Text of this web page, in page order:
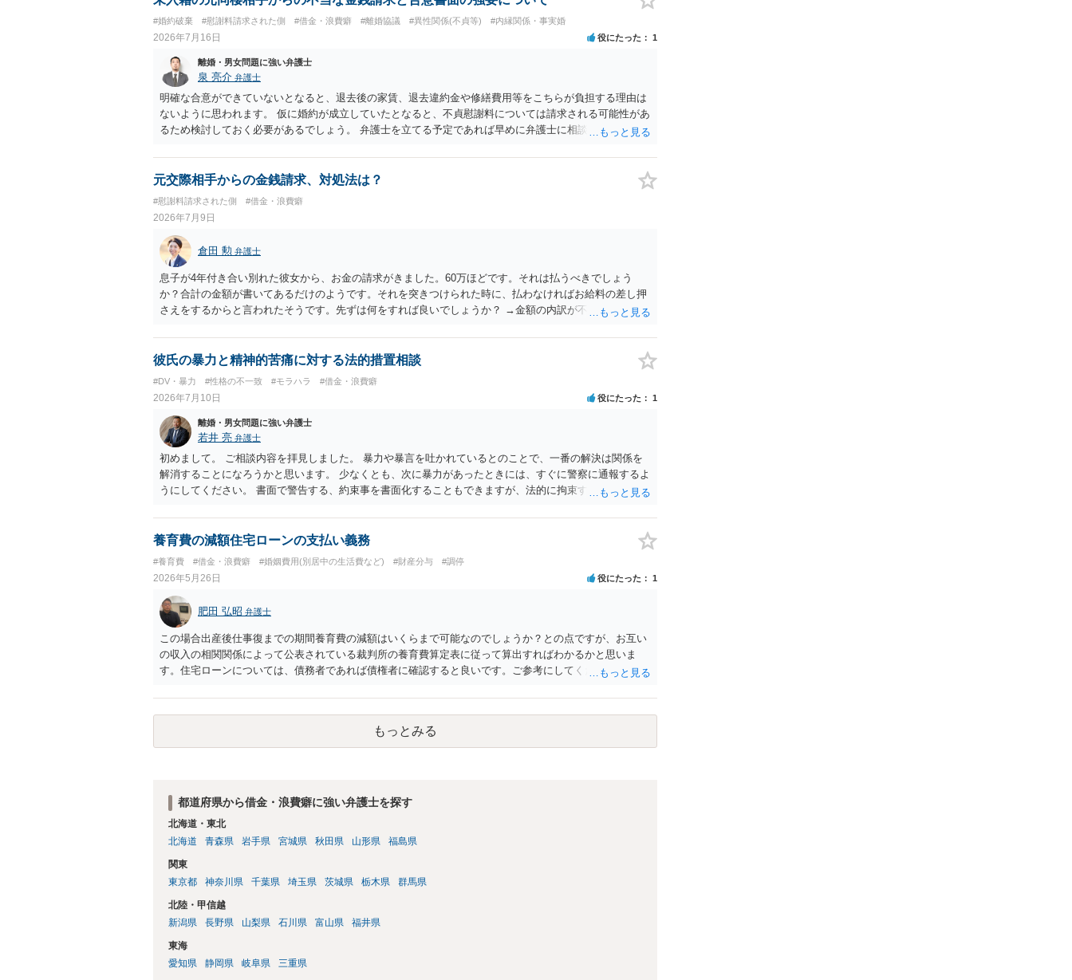
から100万円を貸付扱いに変更することは認められるのか。 ⇒おそらく１００万円は不当利得（受け取る
正当な権利がないのに利益を取得した）として返還請求されているものかと推察しますので、 貸金返還で
はないかと存じます。 ④ 私は現在、収入も不安定で貯金もなくリボ払い借金が既に約100万あり。今年に
再婚したが主人はお金に厳しい為、一括で220万円を支払う事は困難 仮に裁判で敗訴した場合でも、分割
払いになる可能性はありますか。 ⇒判決となり敗訴してしまった場合は、強制執行により不動産等の財産
を差し押さえられ、そこから債権回収が図られることになりますが、 和解であれば柔軟な解決が可能で
すので、その場合は分割払いにより支払うことも十分可能です。 ⑤ このような事情であれば、私は120万
円のみ和解交渉を続けるべきでしょうか。 ⇒ご相談者様の認識を前提にすれば、１００万円も含めて返済
する必要はないと考えられるため、 120万円のみについて交渉を続けることがベターかと存じます。
#婚約破棄 #慰謝料請求された側 #借金・浪費癖 #離婚協議 #異性関係(不貞等) #内縁関係・事実婚
2026年7月16日 役にたった 1
離婚・男女問題に強い弁護士
泉 亮介 弁護士
明確な合意ができていないとなると、退去後の家賃、退去違約金や修繕費用等をこちらが負担する理由は
ないように思われます。 仮に婚約が成立していたとなると、不貞慰謝料については請求される可能性があ
るため検討しておく必要があるでしょう。 弁護士を立てる予定であれば早めに弁護士に相談し、弁護士か
元交際相手からの金銭請求、対処法は？
#慰謝料請求された側 #借金・浪費癖
2026年7月9日
倉田 勲 弁護士
息子が4年付き合い別れた彼女から、お金の請求がきました。60万ほどです。それは払うべきでしょう
か？合計の金額が書いてあるだけのようです。それを突きつけられた時に、払わなければお給料の差し押
さえをするからと言われたそうです。先ずは何をすれば良いでしょうか？ →金額の内訳が不明であればそ
については、その前段として裁判手続きを経る必要がありますので、支払いしない場合でも直ちに給料の
差し押さえはできません。
彼氏の暴力と精神的苦痛に対する法的措置相談
#DV・暴力 #性格の不一致 #モラハラ #借金・浪費癖
2026年7月10日 役にたった 1
離婚・男女問題に強い弁護士
若井 亮 弁護士
初めまして。 ご相談内容を拝見しました。 暴力や暴言を吐かれているとのことで、一番の解決は関係を
解消することになろうかと思います。 少なくとも、次に暴力があったときには、すぐに警察に通報するよ
うにしてください。 書面で警告する、約束事を書面化することもできますが、法的に拘束するものではな
てください。
養育費の減額住宅ローンの支払い義務
#養育費 #借金・浪費癖 #婚姻費用(別居中の生活費など) #財産分与 #調停
2026年5月26日 役にたった 1
肥田 弘昭 弁護士
この場合出産後仕事復までの期間養育費の減額はいくらまで可能なのでしょうか？との点ですが、お互い
の収入の相関関係によって公表されている裁判所の養育費算定表に従って算出すればわかるかと思いま
す。住宅ローンについては、債務者であれば債権者に確認すると良いです。ご参考にしてください。
もっとみる
都道府県から借金・浪費癖に強い弁護士を探す
北海道・東北
北海道
青森県 岩手県 宮城県 秋田県 山形県 福島県
関東
東京都
神奈川県 千葉県 埼玉県 茨城県 栃木県 群馬県
北陸・甲信越
新潟県
長野県 山梨県 石川県 富山県 福井県
東海
愛知県
静岡県 岐阜県 三重県